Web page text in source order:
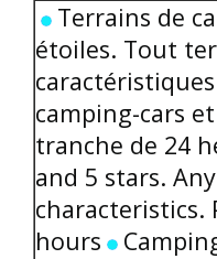
Terrains de
étoiles. Tout
camping-cars
tranche de 24
and 5 stars.
characteristics.
hours